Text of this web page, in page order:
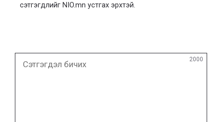
сэтгэгдлийг NIO.mn устгах эрхтэй.
2000